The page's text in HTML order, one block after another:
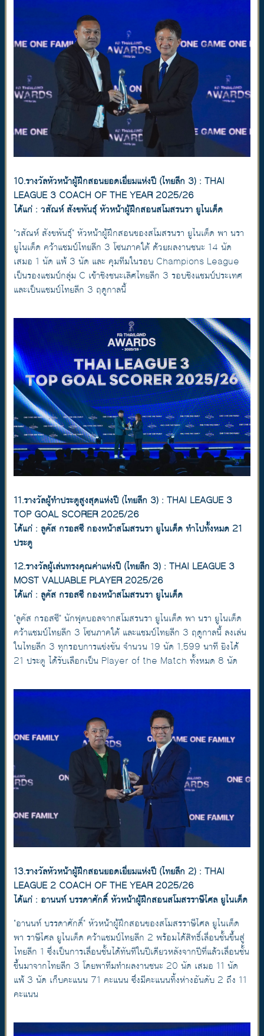
10.รางวัลหัวหน้าผู้ฝึกสอนยอดเยี่ยมแห่งปี (ไทยลีก 3) : THAI
LEAGUE 3 COACH OF THE YEAR 2025/26
ได้แก่ : วสัณห์ สังขพันธุ์ หัวหน้าผู้ฝึกสอนสโมสรนรา ยูไนเต็ด
"วสัณห์ สังขพันธุ์" หัวหน้าผู้ฝึกสอนของสโมสรนรา ยูไนเต็ด พา นรา
ยูไนเต็ด คว้าแชมป์ไทยลีก 3 โซนภาคใต้ ด้วยผลงานชนะ 14 นัด
เสมอ 1 นัด แพ้ 3 นัด และ คุมทีมในรอบ Champions League
เป็นรองแชมป์กลุ่ม C เข้าชิงชนะเลิศไทยลีก 3 รอบชิงแชมป์ประเทศ
และเป็นแชมป์ไทยลีก 3 ฤดูกาลนี้
11.รางวัลผู้ทำประตูสูงสุดแห่งปี (ไทยลีก 3) : THAI LEAGUE 3
TOP GOAL SCORER 2025/26
ได้แก่ : ลูคัส กรอสซี กองหน้าสโมสรนรา ยูไนเต็ด ทำไปทั้งหมด 21
ประตู
12.รางวัลผู้เล่นทรงคุณค่าแห่งปี (ไทยลีก 3) : THAI LEAGUE 3
MOST VALUABLE PLAYER 2025/26
ได้แก่ : ลูคัส กรอสซี กองหน้าสโมสรนรา ยูไนเต็ด
"ลูคัส กรอสซี" นักฟุตบอลจากสโมสรนรา ยูไนเต็ด พา นรา ยูไนเต็ด
คว้าแชมป์ไทยลีก 3 โซนภาคใต้ และแชมป์ไทยลีก 3 ฤดูกาลนี้ ลงเล่น
ในไทยลีก 3 ทุกรอบการแข่งขัน จำนวน 19 นัด 1,599 นาที ยิงได้
21 ประตู ได้รับเลือกเป็น Player of the Match ทั้งหมด 8 นัด
13.รางวัลหัวหน้าผู้ฝึกสอนยอดเยี่ยมแห่งปี (ไทยลีก 2) : THAI
LEAGUE 2 COACH OF THE YEAR 2025/26
ได้แก่ : อานนท์ บรรดาศักดิ์ หัวหน้าผู้ฝึกสอนสโมสรราษีไศล ยูไนเต็ด
"อานนท์ บรรดาศักดิ์" หัวหน้าผู้ฝึกสอนของสโมสรราษีไศล ยูไนเต็ด
พา ราษีไศล ยูไนเต็ด คว้าแชมป์ไทยลีก 2 พร้อมได้สิทธิ์เลื่อนชั้นขึ้นสู่
ไทยลีก 1 ซึ่งเป็นการเลื่อนชั้นได้ทันทีในปีเดียวหลังจากปีที่แล้วเลื่อนชั้น
ขึ้นมาจากไทยลีก 3 โดยพาทีมทำผลงานชนะ 20 นัด เสมอ 11 นัด
แพ้ 3 นัด เก็บคะแนน 71 คะแนน ซึ่งมีคะแนนทิ้งห่างอันดับ 2 ถึง 11
คะแนน